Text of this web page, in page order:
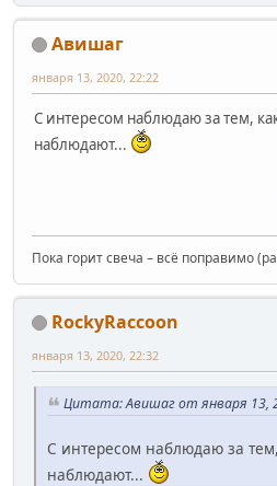
Авишаг
января 13, 2020, 22:22
С интересом наблюдаю за тем,
наблюдают...
Пока горит свеча – всё поправимо
RockyRaccoon
января 13, 2020, 22:32
Цитата: Авишаг от января 13,
С интересом наблюдаю за
наблюдают...